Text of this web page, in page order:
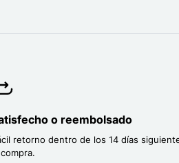
o reembolsado
retorno dentro de los 14 días